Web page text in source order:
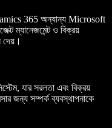
365 অন্যান্য Microsoft
ম্যানেজমেন্ট ও বিক্রয়
দেয়।
যার সরলতা এবং বিক্রয়
জন্য সম্পর্ক ব্যবস্থাপনাকে